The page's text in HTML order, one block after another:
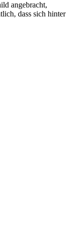
angebracht,
dass sich hinter